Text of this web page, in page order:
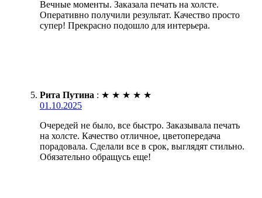
Вечные моменты. Заказала печать на холсте.
Оперативно получили результат. Качество просто
супер! Прекрасно подошло для интерьера.
Рита Путина : ★ ★ ★ ★ ★
01.10.2025
Очередей не было, все быстро. Заказывала печать
на холсте. Качество отличное, цветопередача
порадовала. Сделали все в срок, выглядят стильно.
Обязательно обращусь еще!